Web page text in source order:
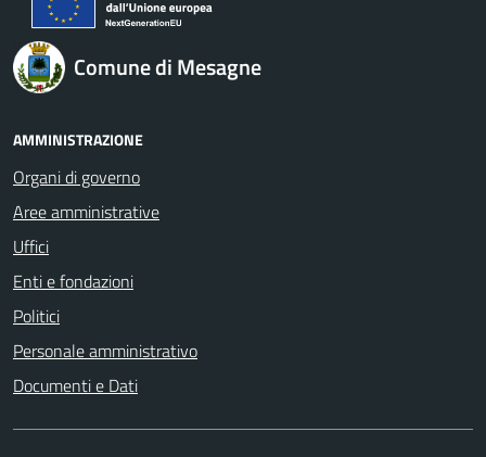
Comune di Mesagne
AMMINISTRAZIONE
Organi di governo
Aree amministrative
Uffici
Enti e fondazioni
Politici
Personale amministrativo
Documenti e Dati